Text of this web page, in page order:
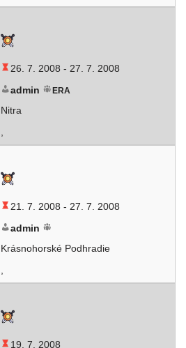
26. 7. 2008 - 27. 7. 2008
admin ERA
Nitra
,
21. 7. 2008 - 27. 7. 2008
admin
Krásnohorské Podhradie
,
19. 7. 2008